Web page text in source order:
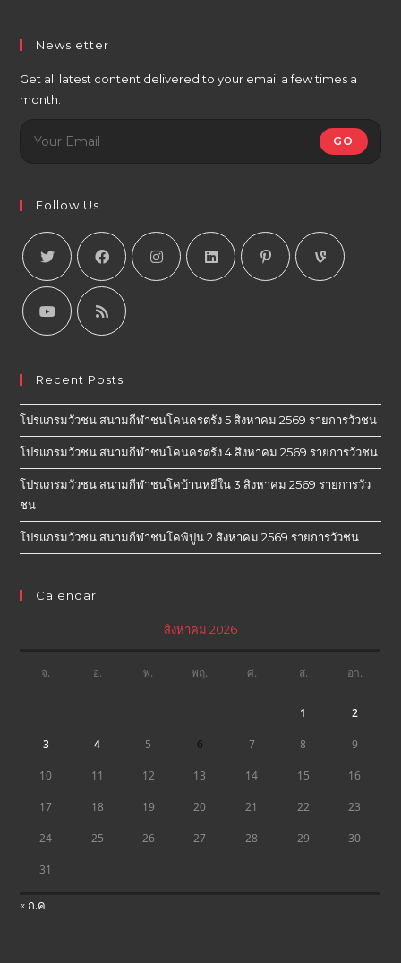
Newsletter
Get all latest content delivered to your email a few times a
month.
GO
Follow Us
Recent Posts
โปรแกรมวัวชน สนามกีฬาชนโคนครตรัง 5 สิงหาคม 2569 รายการวัวชน
โปรแกรมวัวชน สนามกีฬาชนโคนครตรัง 4 สิงหาคม 2569 รายการวัวชน
โปรแกรมวัวชน สนามกีฬาชนโคบ้านหยีใน 3 สิงหาคม 2569 รายการวัว
ชน
โปรแกรมวัวชน สนามกีฬาชนโคพิปูน 2 สิงหาคม 2569 รายการวัวชน
Calendar
สิงหาคม 2026
จ. อ. พ. พฤ. ศ. ส. อา.
1 2
3 4 5 6 7 8 9
10 11 12 13 14 15 16
17 18 19 20 21 22 23
24 25 26 27 28 29 30
31
« ก.ค.